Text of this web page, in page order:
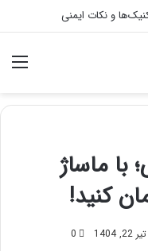
را درمان کنید!
با ماساژ
کنید!
0